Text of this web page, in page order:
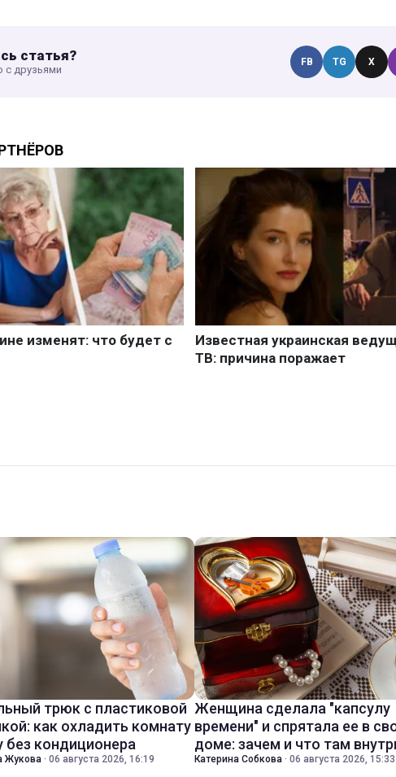
статья?
с друзьями
FB TG X
трюк с пластиковой
как охладить комнату
без кондиционера
Жукова · 06 августа 2026, 16:19
Женщина сделала "капсулу
времени" и спрятала ее в
доме: зачем и что там
Катерина Собкова · 06 августа 2026, 15:33